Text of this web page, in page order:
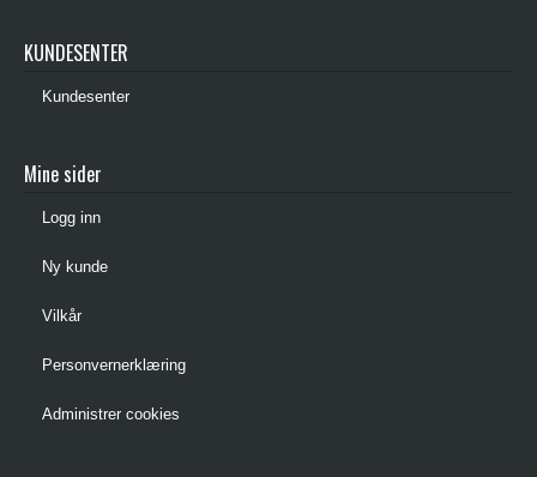
KUNDESENTER
Kundesenter
Mine sider
Logg inn
Ny kunde
Vilkår
Personvernerklæring
Administrer cookies